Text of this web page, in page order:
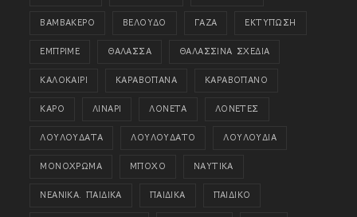
ΒΑΜΒΑΚΕΡΟ ΒΕΛΟΥΔΟ ΓΑΖΑ ΕΚΤΥΠΩΣΗ
ΕΜΠΡΙΜΕ ΘΑΛΑΣΣΑ ΘΑΛΑΣΣΙΝΑ ΣΧΕΔΙΑ
ΚΑΛΟΚΑΙΡΙ ΚΑΡΑΒΟΠΑΝΑ ΚΑΡΑΒΟΠΑΝΟ
ΚΑΡΟ ΛΙΝΑΡΙ ΛΟΝΕΤΑ ΛΟΝΕΤΕΣ
ΛΟΥΛΟΥΔΑΤΑ ΛΟΥΛΟΥΔΑΤΟ ΛΟΥΛΟΥΔΙΑ
ΜΟΝΟΧΡΩΜΑ ΜΠΟΧΟ ΝΑΥΤΙΚΑ
ΝΕΑΝΙΚΑ. ΠΑΙΔΙΚΑ ΠΑΙΔΙΚΑ ΠΑΙΔΙΚΟ